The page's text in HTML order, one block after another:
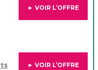
► VOIR L’OFFRE
► VOIR L’OFFRE